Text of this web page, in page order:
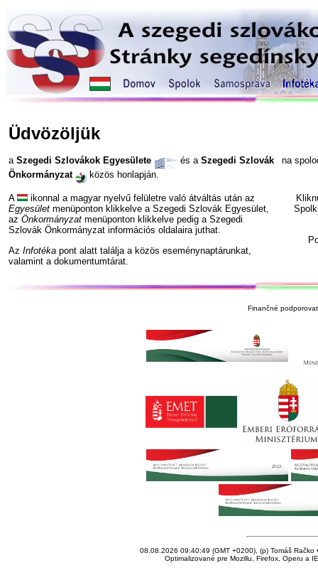
Üdvözöljük
a Szegedi Szlovákok Egyesülete és a Szegedi Szlovák
Önkormányzat
közös honlapján.
A
ikonnal a magyar nyelvű felületre való átváltás után az
Egyesület menüponton klikkelve a Szegedi Szlovák Egyesület,
az Önkormányzat menüponton klikkelve pedig a Szegedi
Szlovák Önkormányzat információs oldalaira juthat.
Az Infotéka pont alatt találja a közös eseménynaptárunkat,
valamint a dokumentumtárat.
na
Finančné
08.08.2026 09:40:49 (GMT +0200), (p) Tomáš Račko
Optimalizované pre Mozillu, Firefox, Operu a